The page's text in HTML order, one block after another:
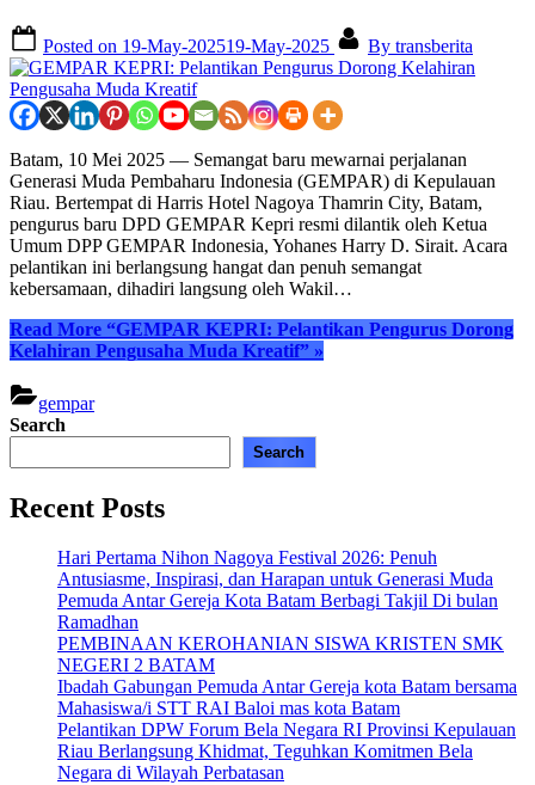
Posted on 19-May-202519-May-2025 By transberita
Batam, 10 Mei 2025 — Semangat baru mewarnai perjalanan
Generasi Muda Pembaharu Indonesia (GEMPAR) di Kepulauan
Riau. Bertempat di Harris Hotel Nagoya Thamrin City, Batam,
pengurus baru DPD GEMPAR Kepri resmi dilantik oleh Ketua
Umum DPP GEMPAR Indonesia, Yohanes Harry D. Sirait. Acara
pelantikan ini berlangsung hangat dan penuh semangat
kebersamaan, dihadiri langsung oleh Wakil…
Read More “GEMPAR KEPRI: Pelantikan Pengurus Dorong
Kelahiran Pengusaha Muda Kreatif” »
gempar
Search
Search
Recent Posts
Hari Pertama Nihon Nagoya Festival 2026: Penuh
Antusiasme, Inspirasi, dan Harapan untuk Generasi Muda
Pemuda Antar Gereja Kota Batam Berbagi Takjil Di bulan
Ramadhan
PEMBINAAN KEROHANIAN SISWA KRISTEN SMK
NEGERI 2 BATAM
Ibadah Gabungan Pemuda Antar Gereja kota Batam bersama
Mahasiswa/i STT RAI Baloi mas kota Batam
Pelantikan DPW Forum Bela Negara RI Provinsi Kepulauan
Riau Berlangsung Khidmat, Teguhkan Komitmen Bela
Negara di Wilayah Perbatasan